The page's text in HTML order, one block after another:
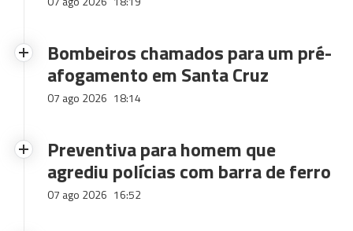
Bombeiros chamados para um pré-
afogamento em Santa Cruz
07 ago 2026 18:14
Preventiva para homem que
agrediu polícias com barra de ferro
07 ago 2026 16:52